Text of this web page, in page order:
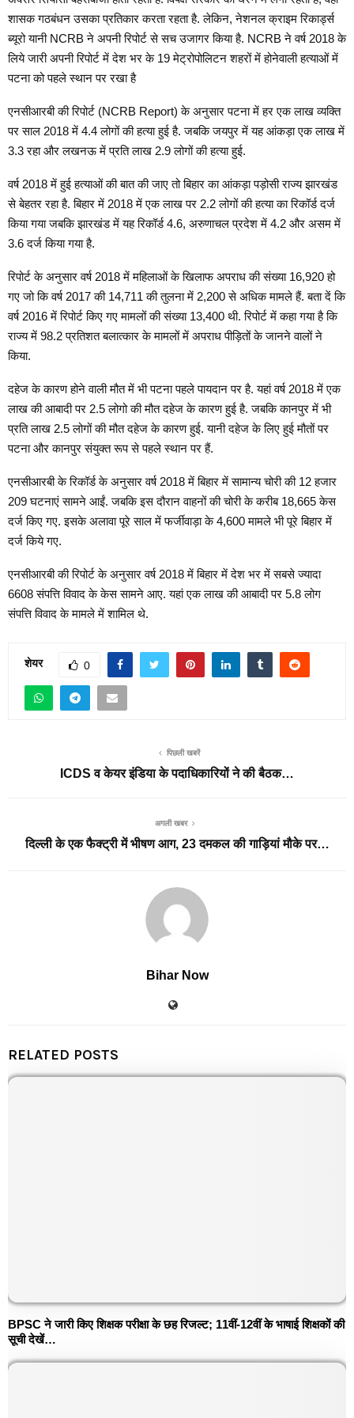
शासक गठबंधन उसका प्रतिकार करता रहता है. लेकिन, नेशनल क्राइम रिकार्ड्स
ब्यूरो यानी NCRB ने अपनी रिपोर्ट से सच उजागर किया है. NCRB ने वर्ष 2018 के
लिये जारी अपनी रिपोर्ट में देश भर के 19 मेट्रोपोलिटन शहरों में होनेवाली हत्याओं में
पटना को पहले स्थान पर रखा है
एनसीआरबी की रिपोर्ट (NCRB Report) के अनुसार पटना में हर एक लाख व्यक्ति
पर साल 2018 में 4.4 लोगों की हत्या हुई है. जबकि जयपुर में यह आंकड़ा एक लाख में
3.3 रहा और लखनऊ में प्रति लाख 2.9 लोगों की हत्या हुई.
वर्ष 2018 में हुई हत्याओं की बात की जाए तो बिहार का आंकड़ा पड़ोसी राज्य झारखंड
से बेहतर रहा है. बिहार में 2018 में एक लाख पर 2.2 लोगों की हत्या का रिकॉर्ड दर्ज
किया गया जबकि झारखंड में यह रिकॉर्ड 4.6, अरुणाचल प्रदेश में 4.2 और असम में
3.6 दर्ज किया गया है.
रिपोर्ट के अनुसार वर्ष 2018 में महिलाओं के खिलाफ अपराध की संख्या 16,920 हो
गए जो कि वर्ष 2017 की 14,711 की तुलना में 2,200 से अधिक मामले हैं. बता दें कि
वर्ष 2016 में रिपोर्ट किए गए मामलों की संख्या 13,400 थी. रिपोर्ट में कहा गया है कि
राज्य में 98.2 प्रतिशत बलात्कार के मामलों में अपराध पीड़ितों के जानने वालों ने
किया.
दहेज के कारण होने वाली मौत में भी पटना पहले पायदान पर है. यहां वर्ष 2018 में एक
लाख की आबादी पर 2.5 लोगो की मौत दहेज के कारण हुई है. जबकि कानपुर में भी
प्रति लाख 2.5 लोगों की मौत दहेज के कारण हुई. यानी दहेज के लिए हुई मौतों पर
पटना और कानपुर संयुक्त रूप से पहले स्थान पर हैं.
एनसीआरबी के रिकॉर्ड के अनुसार वर्ष 2018 में बिहार में सामान्य चोरी की 12 हजार
209 घटनाएं सामने आईं. जबकि इस दौरान वाहनों की चोरी के करीब 18,665 केस
दर्ज किए गए. इसके अलावा पूरे साल में फर्जीवाड़ा के 4,600 मामले भी पूरे बिहार में
दर्ज किये गए.
एनसीआरबी की रिपोर्ट के अनुसार वर्ष 2018 में बिहार में देश भर में सबसे ज्यादा
6608 संपत्ति विवाद के केस सामने आए. यहां एक लाख की आबादी पर 5.8 लोग
संपत्ति विवाद के मामले में शामिल थे.
शेयर 0
पिछली खबरें
ICDS व केयर इंडिया के पदाधिकारियों ने की बैठक…
अगली खबर
दिल्ली के एक फैक्ट्री में भीषण आग, 23 दमकल की गाड़ियां मौके पर…
Bihar Now
RELATED POSTS
BPSC ने जारी किए शिक्षक परीक्षा के छह रिजल्ट; 11वीं-12वीं के भाषाई शिक्षकों की
सूची देखें…